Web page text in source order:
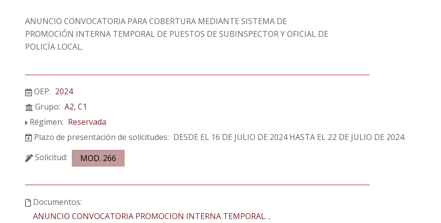
ANUNCIO CONVOCATORIA PARA COBERTURA MEDIANTE SISTEMA DE
PROMOCIÓN INTERNA TEMPORAL DE PUESTOS DE SUBINSPECTOR Y OFICIAL DE
POLICÍA LOCAL.
OEP: 2024
Grupo: A2, C1
Régimen: Reservada
Plazo de presentación de solicitudes: DESDE EL 16 DE JULIO DE 2024 HASTA EL 22 DE JULIO DE 2024.
Solicitud:
MOD. 266
Documentos:
ANUNCIO CONVOCATORIA PROMOCION INTERNA TEMPORAL. ,